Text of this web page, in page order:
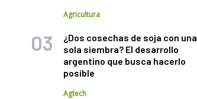
Agricultura
¿Dos cosechas de soja con una
sola siembra? El desarrollo
argentino que busca hacerlo
posible
Agtech